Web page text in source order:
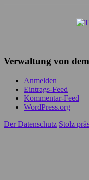
Verwaltung von
Anmelden
Eintrags-Feed
Kommentar-Feed
WordPress.org
Der Datenschutz Stolz